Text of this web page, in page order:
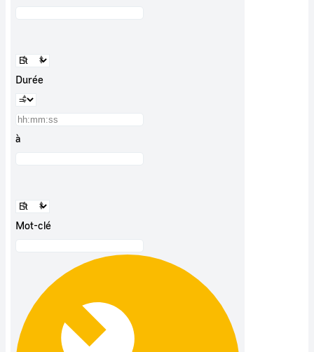
Durée
à
Mot-clé